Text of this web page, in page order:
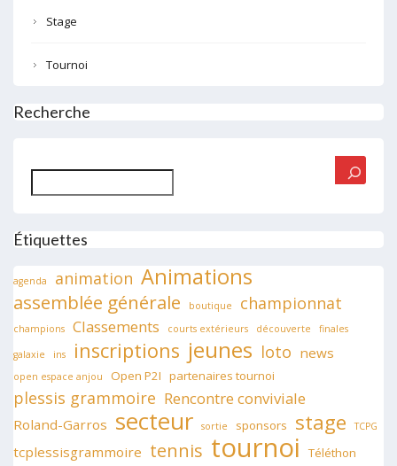
Stage
Tournoi
Recherche
Étiquettes
agenda animation Animations
assemblée générale boutique championnat
champions Classements courts extérieurs découverte finales
galaxie ins inscriptions jeunes loto news
open espace anjou Open P2I partenaires tournoi
plessis grammoire Rencontre conviviale
Roland-Garros secteur sortie sponsors stage TCPG
tcplessisgrammoire tennis tournoi Téléthon